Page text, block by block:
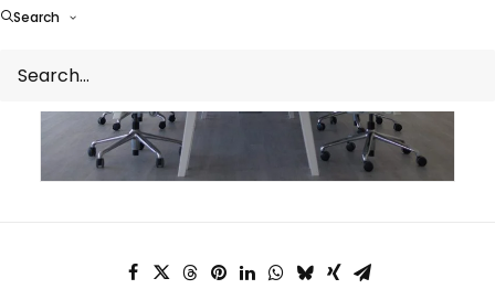
Search